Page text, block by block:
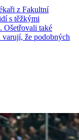
z Fakultní
s těžkými
Ošetřovali také
varují, že podobných